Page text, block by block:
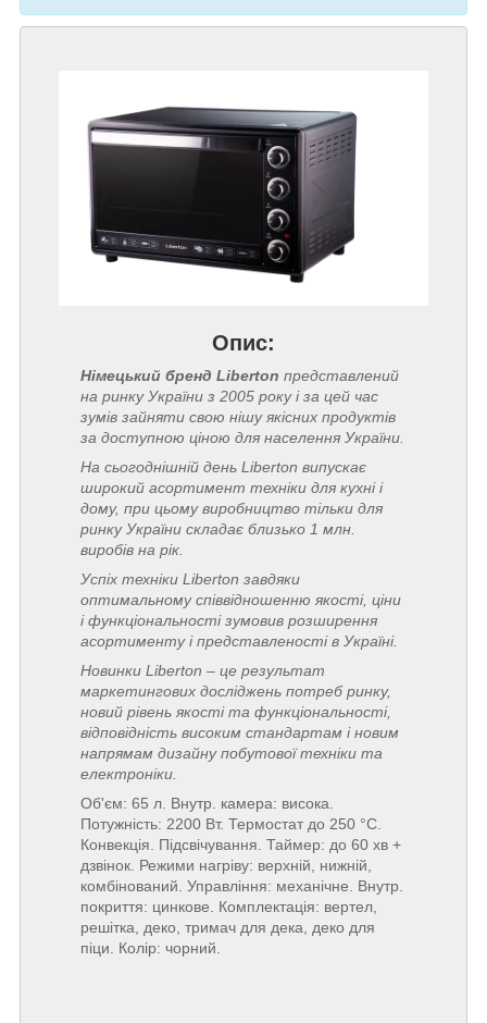
Опис:
Німецький бренд Liberton представлений
на ринку України з 2005 року і за цей час
зумів зайняти свою нішу якісних продуктів
за доступною ціною для населення України.
На сьогоднішній день Liberton випускає
широкий асортимент техніки для кухні і
дому, при цьому виробництво тільки для
ринку України складає близько 1 млн.
виробів на рік.
Успіх техніки Liberton завдяки
оптимальному співвідношенню якості, ціни
і функціональності зумовив розширення
асортименту і представленості в Україні.
Новинки Liberton – це результат
маркетингових досліджень потреб ринку,
новий рівень якості та функціональності,
відповідність високим стандартам і новим
напрямам дизайну побутової техніки та
електроніки.
Об'єм: 65 л. Внутр. камера: висока.
Потужність: 2200 Вт. Термостат до 250 °C.
Конвекція. Підсвічування. Таймер: до 60 хв +
дзвінок. Режими нагріву: верхній, нижній,
комбінований. Управління: механічне. Внутр.
покриття: цинкове. Комплектація: вертел,
решітка, деко, тримач для дека, деко для
піци. Колір: чорний.